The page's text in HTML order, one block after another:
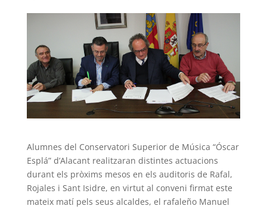
Alumnes del Conservatori Superior de Música “Óscar
Esplá” d’Alacant realitzaran distintes actuacions
durant els pròxims mesos en els auditoris de Rafal,
Rojales i Sant Isidre, en virtut al conveni firmat este
mateix matí pels seus alcaldes, el rafaleño Manuel